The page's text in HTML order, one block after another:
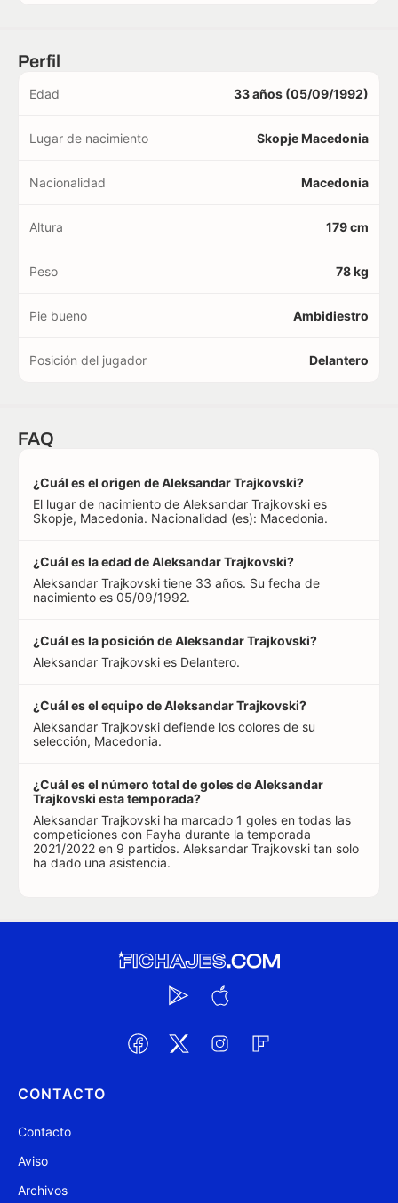
Perfil
Edad 33 años (05/09/1992)
Lugar de nacimiento Skopje Macedonia
Nacionalidad Macedonia
Altura 179 cm
Peso 78 kg
Pie bueno Ambidiestro
Posición del jugador Delantero
FAQ
¿Cuál es el origen de Aleksandar Trajkovski?
El lugar de nacimiento de Aleksandar Trajkovski es
Skopje, Macedonia. Nacionalidad (es): Macedonia.
¿Cuál es la edad de Aleksandar Trajkovski?
Aleksandar Trajkovski tiene 33 años. Su fecha de
nacimiento es 05/09/1992.
¿Cuál es la posición de Aleksandar Trajkovski?
Aleksandar Trajkovski es Delantero.
¿Cuál es el equipo de Aleksandar Trajkovski?
Aleksandar Trajkovski defiende los colores de su
selección, Macedonia.
¿Cuál es el número total de goles de Aleksandar
Trajkovski esta temporada?
Aleksandar Trajkovski ha marcado 1 goles en todas las
competiciones con Fayha durante la temporada
2021/2022 en 9 partidos. Aleksandar Trajkovski tan solo
ha dado una asistencia.
CONTACTO
Contacto
Aviso
Archivos